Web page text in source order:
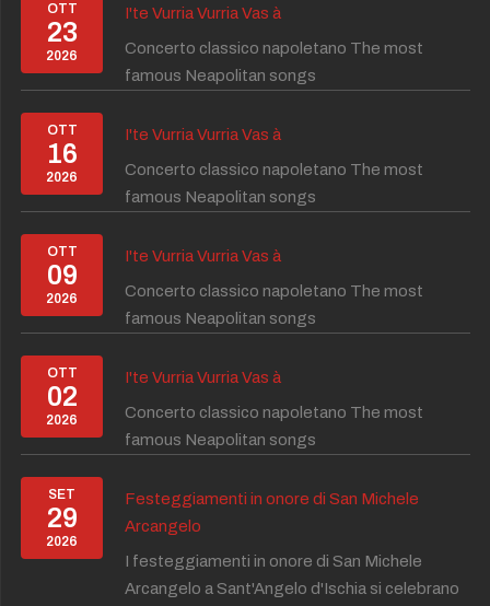
OTT
23
2026
I'te Vurria Vurria Vas à
Concerto classico napoletano The most
famous Neapolitan songs
OTT
16
2026
I'te Vurria Vurria Vas à
Concerto classico napoletano The most
famous Neapolitan songs
OTT
09
2026
I'te Vurria Vurria Vas à
Concerto classico napoletano The most
famous Neapolitan songs
OTT
02
2026
I'te Vurria Vurria Vas à
Concerto classico napoletano The most
famous Neapolitan songs
SET
29
2026
Festeggiamenti in onore di San Michele
Arcangelo
I festeggiamenti in onore di San Michele
Arcangelo a Sant'Angelo d'Ischia si celebrano